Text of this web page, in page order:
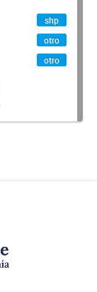
shp
otro
otro